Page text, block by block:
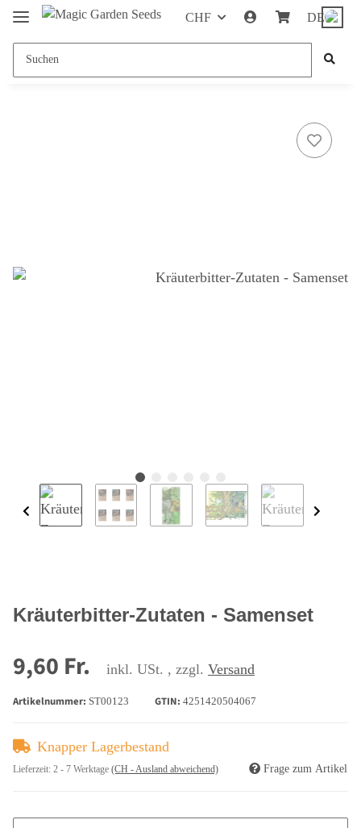
CHF DE
Kräuterbitter-Zutaten - Samenset
9,60 Fr. inkl. USt. , zzgl. Versand
Artikelnummer: ST00123 GTIN: 4251420504067
Knapper Lagerbestand
Lieferzeit: 2 - 7 Werktage (CH - Ausland abweichend) Frage zum Artikel